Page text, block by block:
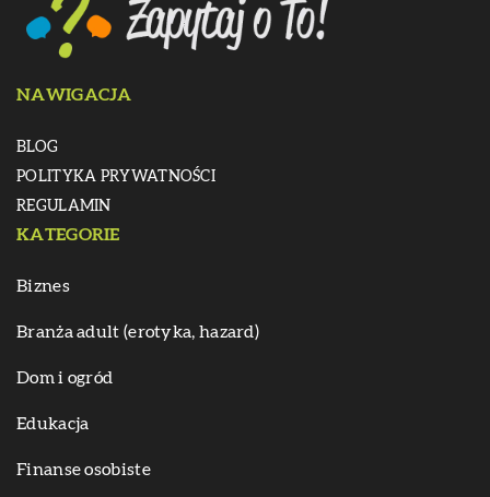
NAWIGACJA
BLOG
POLITYKA PRYWATNOŚCI
REGULAMIN
KATEGORIE
Biznes
Branża adult (erotyka, hazard)
Dom i ogród
Edukacja
Finanse osobiste